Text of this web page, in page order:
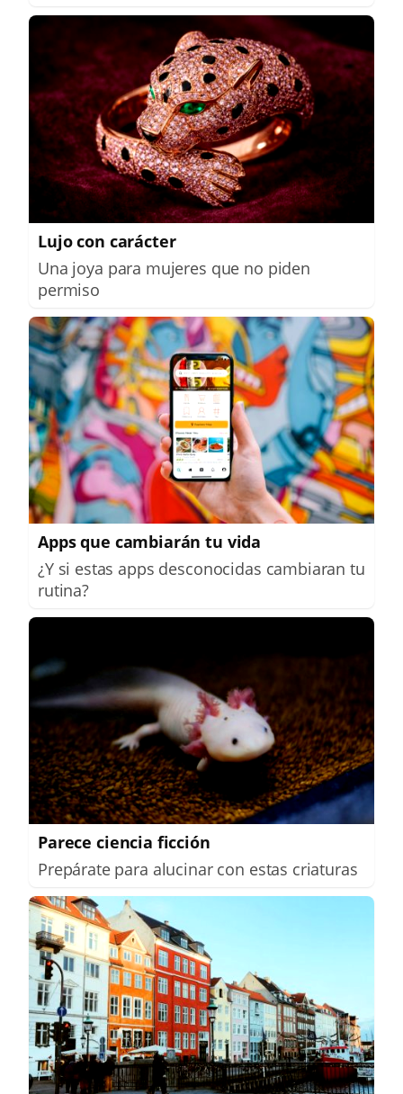
Lujo con carácter
Una joya para mujeres que no piden
permiso
Apps que cambiarán tu vida
¿Y si estas apps desconocidas cambiaran tu
rutina?
Parece ciencia ficción
Prepárate para alucinar con estas criaturas